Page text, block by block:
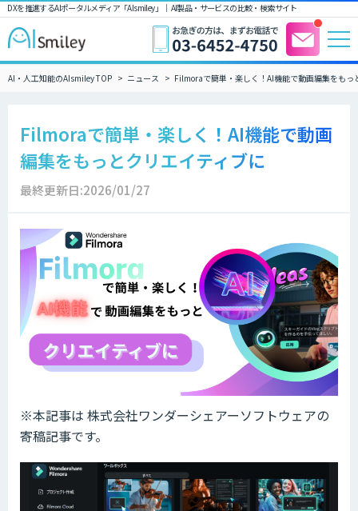
DXを推進するAIポータルメディア「AIsmiley」｜ AI製品・サービスの比較・検索サイト
AI・人工知能のAIsmiley TOP ニュース Filmoraで簡単・楽しく！AI機能で動画編集をもっ
Filmoraで簡単・楽しく！AI機能で動画
編集をもっとクリエイティブに
最終更新日:2026/01/27
※本記事は 株式会社ワンダーシェアーソフトウェアの
寄稿記事です。